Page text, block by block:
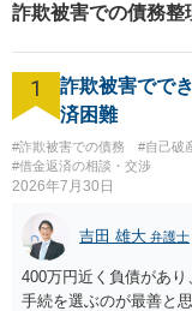
詐欺被害での債務
1
詐欺被害でで
済困難
#詐欺被害での債務 #自己破
#借金返済の相談・交渉
2026年7月30日
吉田 雄大 弁護士
400万円近く負債があ
手続を選ぶのが最善と